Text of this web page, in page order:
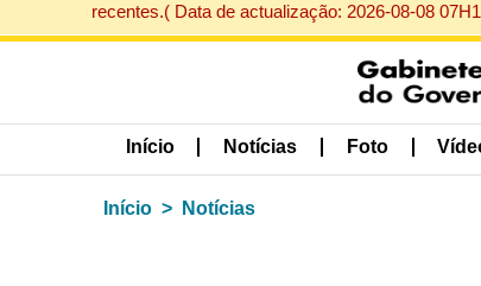
recentes.( Data de actualização: 2026-08-08
Início Notícias Foto
Início Notícias